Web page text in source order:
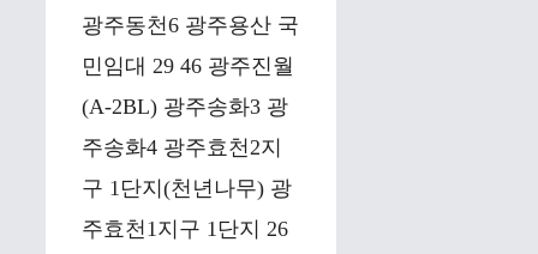
광주동천6 광주용산 국
민임대 29 46 광주진월
(A-2BL) 광주송화3 광
주송화4 광주효천2지
구 1단지(천년나무) 광
주효천1지구 1단지 26